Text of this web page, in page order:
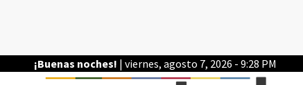
¡Buenas noches! | viernes, agosto 7, 2026 - 9:28 PM